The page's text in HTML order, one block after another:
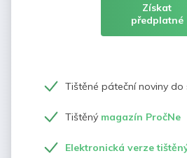
Získat
předplatné
Tištěné páteční noviny do
Tištěný magazín PročNe
Elektronická verze